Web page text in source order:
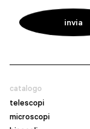
catalogo
telescopi
microscopi